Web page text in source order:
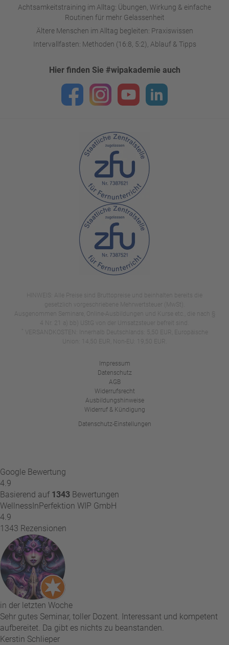
Achtsamkeitstraining im Alltag: Übungen, Wirkung & einfache
Routinen für mehr Gelassenheit
Ältere Menschen im Alltag begleiten: Praxiswissen
Intervallfasten: Methoden (16:8, 5:2), Ablauf & Tipps
Hier finden Sie #wipakademie auch
HINWEIS: Alle Preise sind Bruttopreise und beinhalten bereits die
gesetzlich vorgeschriebene Mehrwertsteuer (MwSt).
Ausgenommen Seminare, Online-Ausbildungen und Kurse etc., die nach §
4 Nr. 21 a) bb) UStG von der Umsatzsteuer befreit sind.
VERSANDKOSTEN: Innerhalb Deutschlands: 5,50 EUR, Europäische
Union: 14,50 EUR, Non-EU: 19,50 EUR.
Impressum
Datenschutz
AGB
Widerrufsrecht
Ausbildungshinweise
Widerruf & Kündigung
Datenschutz-Einstellungen
Google Bewertung
4.9
Basierend auf 1343 Bewertungen
WellnessInPerfektion WIP GmbH
4.9
1343 Rezensionen
in der letzten Woche
Sehr gutes Seminar, toller Dozent. Interessant und kompetent
aufbereitet. Da gibt es nichts zu beanstanden.
Kerstin Schlieper